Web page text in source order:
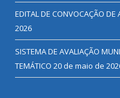
EDITAL DE CONVOCAÇÃO DE
2026
SISTEMA DE AVALIAÇÃO
TEMÁTICO 20 de maio de